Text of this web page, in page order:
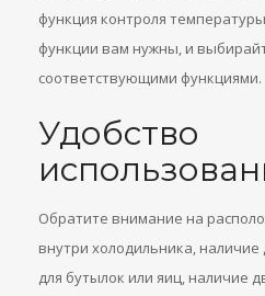
функция контроля
функции вам нужны, и
соответствующими функциями.
Удобство
Обратите внимание на
внутри холодильника,
для бутылок или яиц, наличие